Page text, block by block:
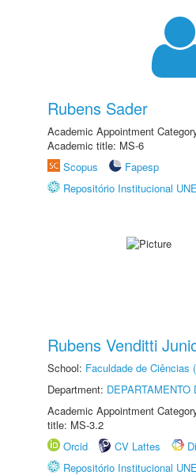
Rubens Sader
Academic Appointment
Academic title: MS-6
Scopus
Fapesp
Repositório Institucional
Rubens Venditti
School: Faculdade de Ciências
Department:
Academic Appointment
title: MS-3.2
Orcid
CV Lattes
Repositório Institucional